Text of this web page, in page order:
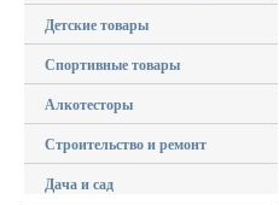
Детские товары
Спортивные товары
Алкотесторы
Строительство и ремонт
Дача и сад